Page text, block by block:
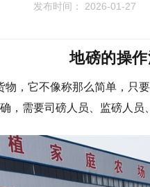
发布时间： 2026-01-27
地磅的操
物，它不像称那么简单，只
确，需要司磅人员、监磅人员